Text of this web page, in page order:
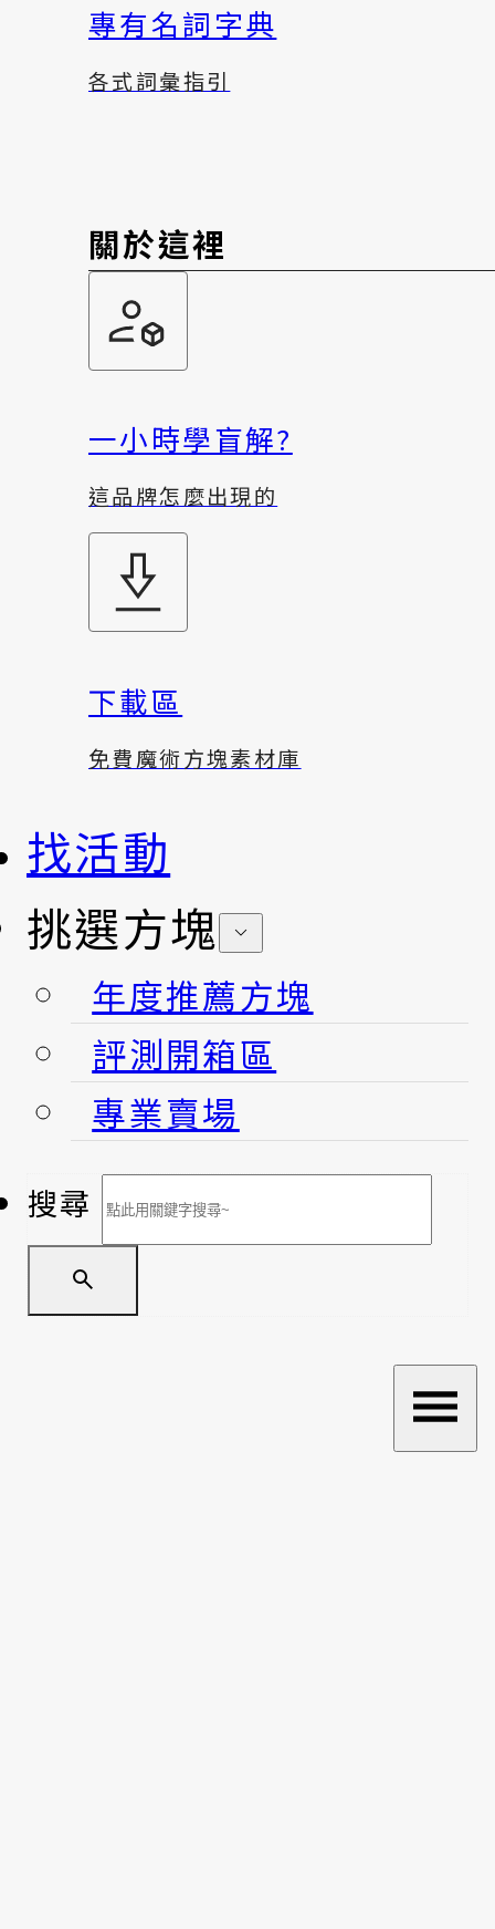
專有名詞字典
各式詞彙指引
關於這裡
一小時學盲解?
這品牌怎麼出現的
下載區
免費魔術方塊素材庫
找活動
挑選方塊
年度推薦方塊
評測開箱區
專業賣場
搜尋